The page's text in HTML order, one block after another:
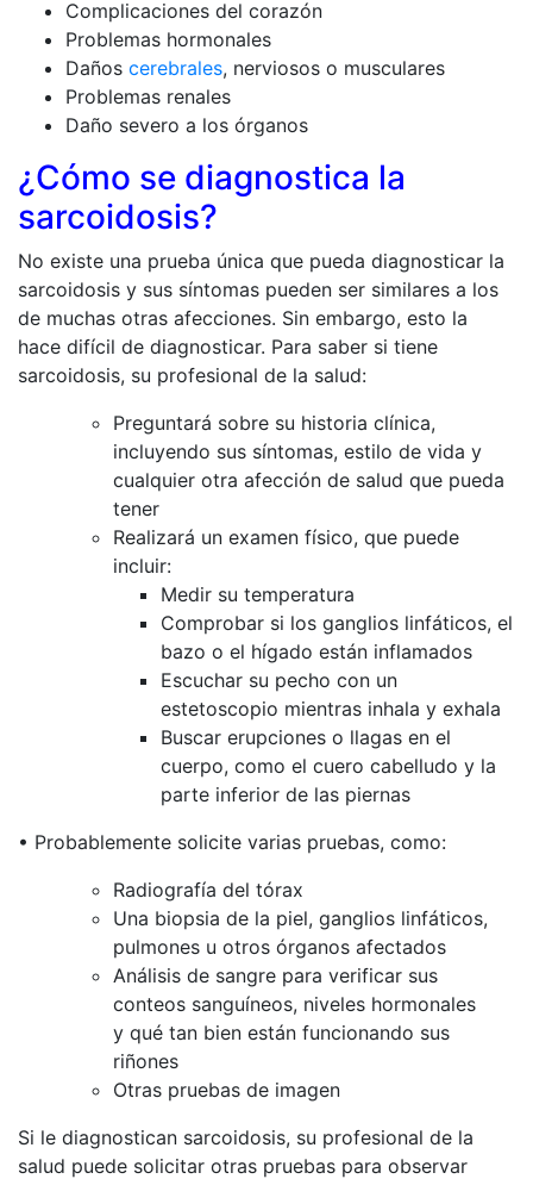
Complicaciones del corazón
Problemas hormonales
Daños cerebrales, nerviosos o musculares
Problemas renales
Daño severo a los órganos
¿Cómo se diagnostica la
sarcoidosis?
No existe una prueba única que pueda diagnosticar la
sarcoidosis y sus síntomas pueden ser similares a los
de muchas otras afecciones. Sin embargo, esto la
hace difícil de diagnosticar. Para saber si tiene
sarcoidosis, su profesional de la salud:
Preguntará sobre su historia clínica,
incluyendo sus síntomas, estilo de vida y
cualquier otra afección de salud que pueda
tener
Realizará un examen físico, que puede
incluir:
Medir su temperatura
Comprobar si los ganglios linfáticos, el
bazo o el hígado están inflamados
Escuchar su pecho con un
estetoscopio mientras inhala y exhala
Buscar erupciones o llagas en el
cuerpo, como el cuero cabelludo y la
parte inferior de las piernas
• Probablemente solicite varias pruebas, como:
Radiografía del tórax
Una biopsia de la piel, ganglios linfáticos,
pulmones u otros órganos afectados
Análisis de sangre para verificar sus
conteos sanguíneos, niveles hormonales
y qué tan bien están funcionando sus
riñones
Otras pruebas de imagen
Si le diagnostican sarcoidosis, su profesional de la
salud puede solicitar otras pruebas para observar